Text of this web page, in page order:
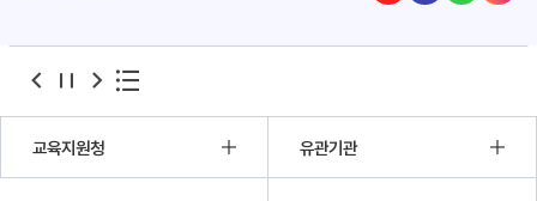
bannerbannerbanner
교육지원청 유관기관